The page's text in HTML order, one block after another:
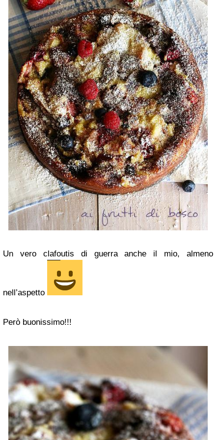
Un vero clafoutis di guerra anche il mio, almeno
nell’aspetto
Però buonissimo!!!